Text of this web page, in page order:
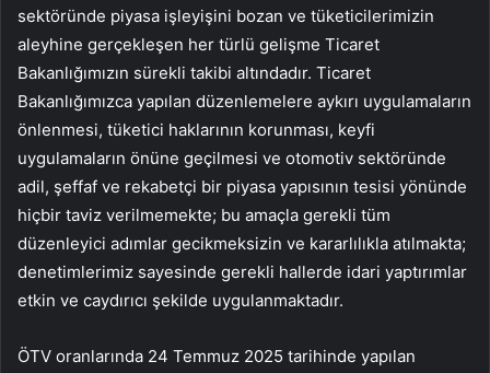
sektöründe piyasa işleyişini bozan ve tüketicilerimizin
aleyhine gerçekleşen her türlü gelişme Ticaret
Bakanlığımızın sürekli takibi altındadır. Ticaret
Bakanlığımızca yapılan düzenlemelere aykırı uygulamaların
önlenmesi, tüketici haklarının korunması, keyfi
uygulamaların önüne geçilmesi ve otomotiv sektöründe
adil, şeffaf ve rekabetçi bir piyasa yapısının tesisi yönünde
hiçbir taviz verilmemekte; bu amaçla gerekli tüm
düzenleyici adımlar gecikmeksizin ve kararlılıkla atılmakta;
denetimlerimiz sayesinde gerekli hallerde idari yaptırımlar
etkin ve caydırıcı şekilde uygulanmaktadır.
ÖTV oranlarında 24 Temmuz 2025 tarihinde yapılan